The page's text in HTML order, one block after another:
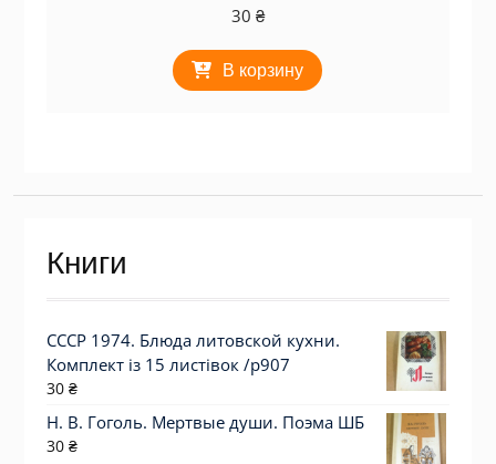
30 ₴
В корзину
Книги
СССР 1974. Блюда литовской кухни.
Комплект із 15 листівок /р907
30 ₴
Н. В. Гоголь. Мертвые души. Поэма ШБ
30 ₴